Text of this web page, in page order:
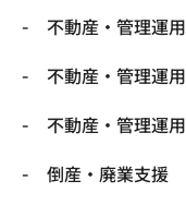
不動産・管理運用
不動産・管理運用
不動産・管理運用
倒産・廃業支援